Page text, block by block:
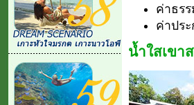
ค่าธร
ค่าปร
น้ำใสเขา